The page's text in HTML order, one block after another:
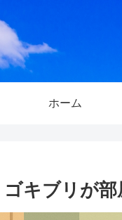
ホーム
ゴキブリが